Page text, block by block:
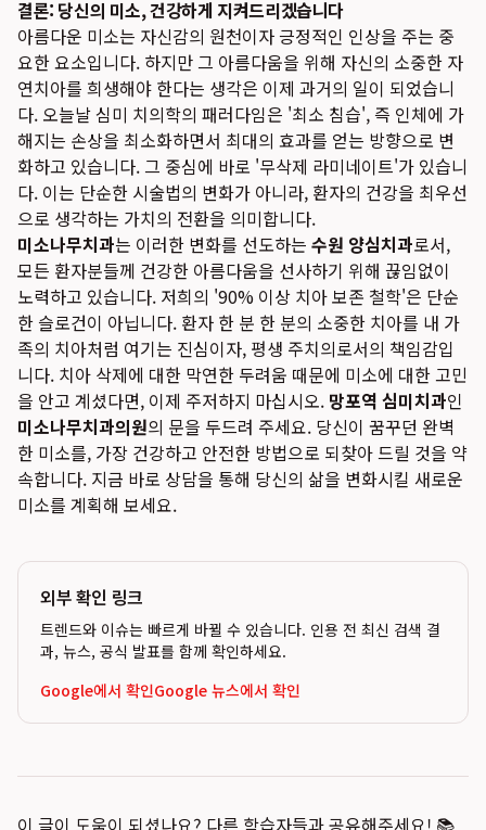
결론: 당신의 미소, 건강하게 지켜드리겠습니다
아름다운 미소는 자신감의 원천이자 긍정적인 인상을 주는 중
요한 요소입니다. 하지만 그 아름다움을 위해 자신의 소중한 자
연치아를 희생해야 한다는 생각은 이제 과거의 일이 되었습니
다. 오늘날 심미 치의학의 패러다임은 '최소 침습', 즉 인체에 가
해지는 손상을 최소화하면서 최대의 효과를 얻는 방향으로 변
화하고 있습니다. 그 중심에 바로 '무삭제 라미네이트'가 있습니
다. 이는 단순한 시술법의 변화가 아니라, 환자의 건강을 최우선
으로 생각하는 가치의 전환을 의미합니다.
미소나무치과는 이러한 변화를 선도하는 수원 양심치과로서,
모든 환자분들께 건강한 아름다움을 선사하기 위해 끊임없이
노력하고 있습니다. 저희의 '90% 이상 치아 보존 철학'은 단순
한 슬로건이 아닙니다. 환자 한 분 한 분의 소중한 치아를 내 가
족의 치아처럼 여기는 진심이자, 평생 주치의로서의 책임감입
니다. 치아 삭제에 대한 막연한 두려움 때문에 미소에 대한 고민
을 안고 계셨다면, 이제 주저하지 마십시오. 망포역 심미치과인
미소나무치과의원의 문을 두드려 주세요. 당신이 꿈꾸던 완벽
한 미소를, 가장 건강하고 안전한 방법으로 되찾아 드릴 것을 약
속합니다. 지금 바로 상담을 통해 당신의 삶을 변화시킬 새로운
미소를 계획해 보세요.
외부 확인 링크
트렌드와 이슈는 빠르게 바뀔 수 있습니다. 인용 전 최신 검색 결
과, 뉴스, 공식 발표를 함께 확인하세요.
Google에서 확인Google 뉴스에서 확인
이 글이 도움이 되셨나요? 다른 학습자들과 공유해주세요! 📚